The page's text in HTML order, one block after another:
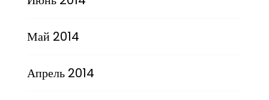
Май 2014
Апрель 2014